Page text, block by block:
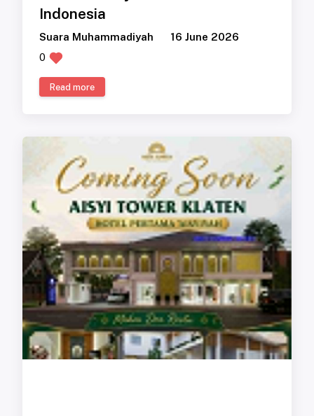
Indonesia
Suara Muhammadiyah
16 June 2026
0
Read more